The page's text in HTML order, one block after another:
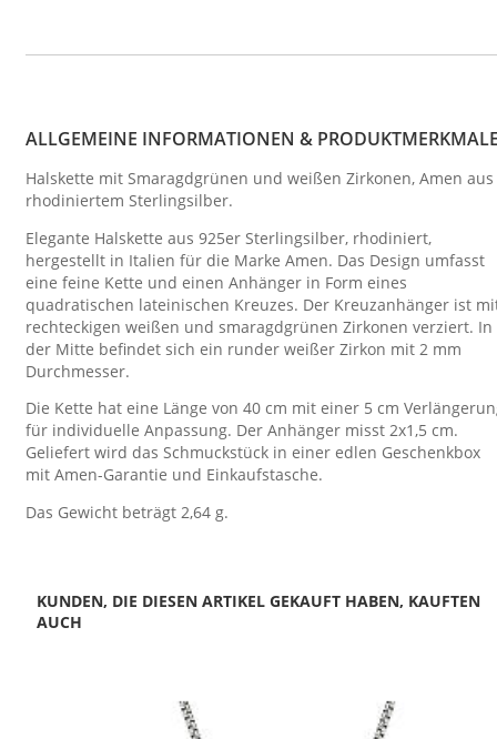
ALLGEMEINE INFORMATIONEN &
Halskette mit Smaragdgrünen und weißen Zirkonen, Amen aus
rhodiniertem Sterlingsilber.
Elegante Halskette aus 925er Sterlingsilber, rhodiniert,
hergestellt in Italien für die Marke Amen. Das Design umfasst
eine feine Kette und einen Anhänger in Form eines
quadratischen lateinischen Kreuzes. Der Kreuzanhänger ist
rechteckigen weißen und smaragdgrünen Zirkonen verziert. In
der Mitte befindet sich ein runder weißer Zirkon mit 2 mm
Durchmesser.
Die Kette hat eine Länge von 40 cm mit einer 5 cm
für individuelle Anpassung. Der Anhänger misst 2x1,5 cm.
Geliefert wird das Schmuckstück in einer edlen Geschenkbox
mit Amen-Garantie und Einkaufstasche.
Das Gewicht beträgt 2,64 g.
KUNDEN, DIE DIESEN ARTIKEL GEKAUFT HABEN, KAUFTEN
AUCH